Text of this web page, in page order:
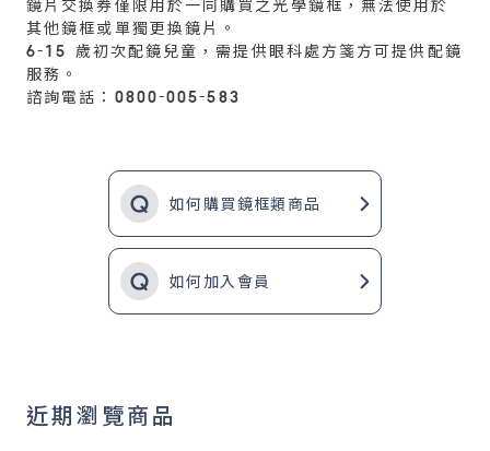
鏡片交換券僅限用於一同購買之光學鏡框，無法使用於
其他鏡框或單獨更換鏡片。
6-15 歲初次配鏡兒童，需提供眼科處方箋方可提供配鏡
服務。
諮詢電話：0800-005-583
如何購買鏡框類商品
如何加入會員
近期瀏覽商品